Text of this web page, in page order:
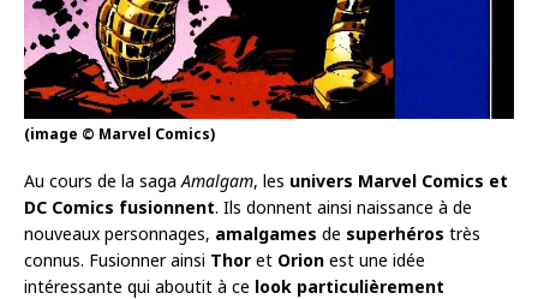
(image © Marvel Comics)
Au cours de la saga Amalgam, les univers Marvel Comics et
DC Comics fusionnent. Ils donnent ainsi naissance à de
nouveaux personnages, amalgames de superhéros très
connus. Fusionner ainsi Thor et Orion est une idée
intéressante qui aboutit à ce look particulièrement